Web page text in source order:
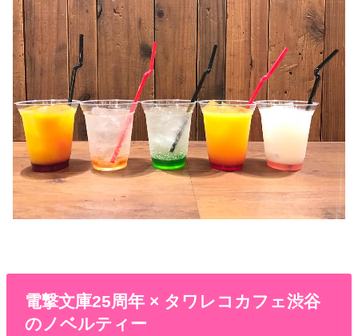
電撃文庫25周年 × タワレコカフェ渋谷
のノベルティー